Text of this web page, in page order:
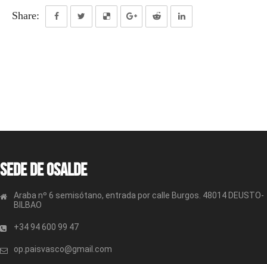
Share:
Sede de OSALDE
Araba nº 6 semisótano, entrada por calle Burgos. 48014 DEUSTO-
BILBAO
+34 94 600 99 47
op.paisvasco@gmail.com